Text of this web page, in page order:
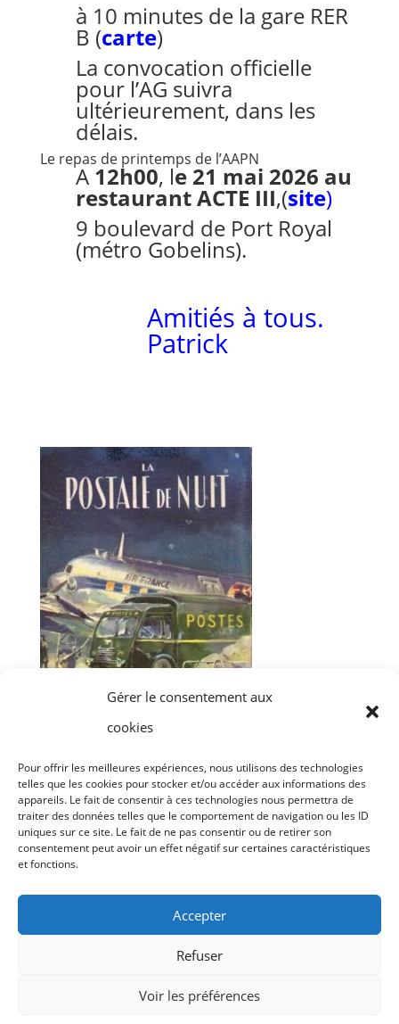
Gérer le consentement aux
cookies
Pour offrir les meilleures expériences, nous utilisons des technologies
telles que les cookies pour stocker et/ou accéder aux informations des
appareils. Le fait de consentir à ces technologies nous permettra de
traiter des données telles que le comportement de navigation ou les ID
uniques sur ce site. Le fait de ne pas consentir ou de retirer son
consentement peut avoir un effet négatif sur certaines caractéristiques
et fonctions.
Accepter
Refuser
Voir les préférences
à 10 minutes de la gare RER
B (carte)
La convocation officielle
pour l’AG suivra
ultérieurement, dans les
délais.
Le repas de printemps de l’AAPN
A 12h00, le 21 mai 2026 au
restaurant ACTE III,(site)
9 boulevard de Port Royal
(métro Gobelins).
Amitiés à tous.
Patrick
(Publiques)
Archives
Conditions générales
Politique de confidentialité